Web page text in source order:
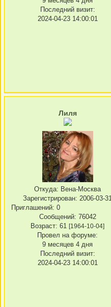
Последний визит:
2024-04-23 14:00:01
Лиля
Откуда: Вена-Москва
Зарегистрирован: 2006-03-31
Приглашений: 0
Сообщений: 76042
Возраст: 61 [1964-10-04]
Провел на форуме:
9 месяцев 4 дня
Последний визит:
2024-04-23 14:00:01